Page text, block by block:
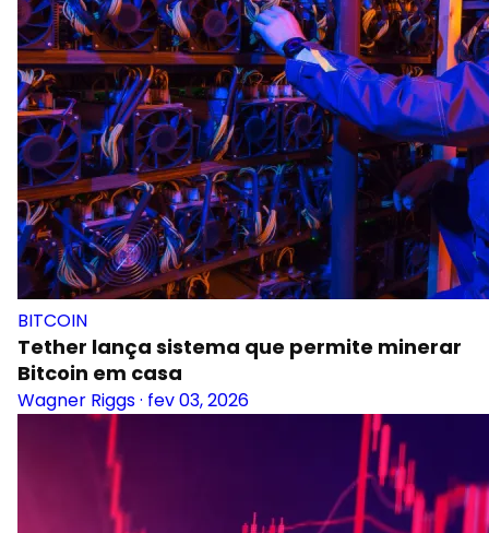
BITCOIN
Tether lança sistema que permite minerar
Bitcoin em casa
Wagner Riggs· fev 03, 2026